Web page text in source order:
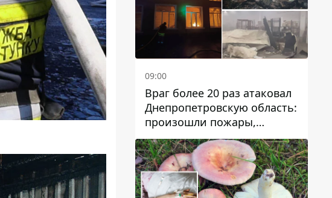
09:00
Враг более 20 раз атаковал
Днепропетровскую область:
произошли пожары,
повреждены дома,
инфраструктура и авто